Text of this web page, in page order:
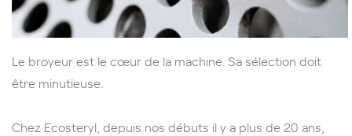
Le broyeur est le cœur de la machine. Sa sélection doit
être minutieuse.
Chez Ecosteryl, depuis nos débuts il y a plus de 20 ans,